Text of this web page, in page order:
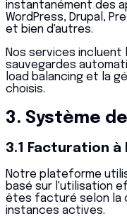
instantanément des
WordPress, Drupal,
et bien d'autres.
Nos services incluent
sauvegardes
load balancing et la
choisis.
3. Système
3.1 Facturation à
Notre plateforme
basé sur l'utilisation
êtes facturé selon la
instances actives.